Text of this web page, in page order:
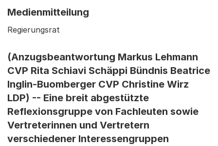
Medienmitteilung
Regierungsrat
(Anzugsbeantwortung Markus Lehmann
CVP Rita Schiavi Schäppi Bündnis Beatrice
Inglin-Buomberger CVP Christine Wirz
LDP) -- Eine breit abgestützte
Reflexionsgruppe von Fachleuten sowie
Vertreterinnen und Vertretern
verschiedener Interessengruppen